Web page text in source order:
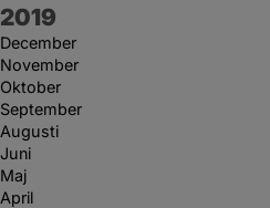
År:
2019
December
November
Oktober
September
Augusti
Juni
Maj
April